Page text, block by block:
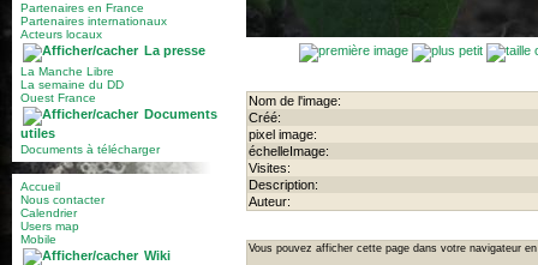
Partenaires en France
Partenaires internationaux
Acteurs locaux
La presse
La Manche Libre
La semaine du DD
Ouest France
Documents
utiles
Documents à télécharger
Accueil
Nous contacter
Calendrier
Users map
Mobile
Wiki
Nom de l'image:
Créé:
pixel image:
échelleImage:
Visites:
Description:
Auteur:
Vous pouvez afficher cette page dans votre navigateur